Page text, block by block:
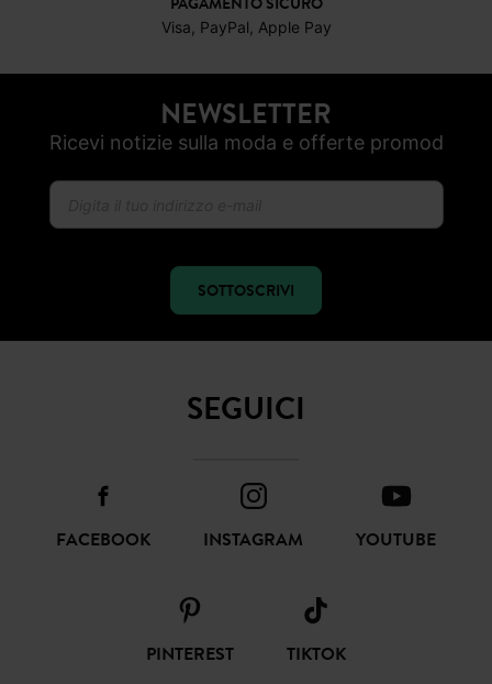
Visa, PayPal, Apple Pay
NEWSLETTER
Ricevi notizie sulla moda e offerte promod
SOTTOSCRIVI
SEGUICI
FACEBOOK INSTAGRAM YOUTUBE
PINTEREST TIKTOK